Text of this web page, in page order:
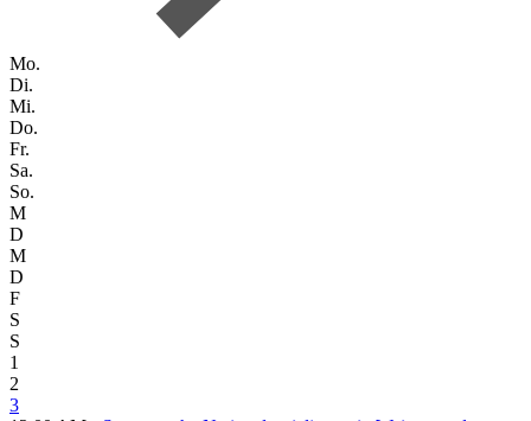
Mo.
Di.
Mi.
Do.
Fr.
Sa.
So.
M
D
M
D
F
S
S
1
2
3